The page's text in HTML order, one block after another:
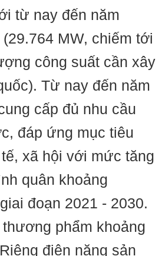
từ nay đến năm
MW, chiếm tới
công suất cần xây
Từ nay đến năm
cấp đủ nhu cầu
đáp ứng mục tiêu
xã hội với mức tăng
quân khoảng
đoạn 2021 - 2030.
phẩm khoảng
điện năng sản